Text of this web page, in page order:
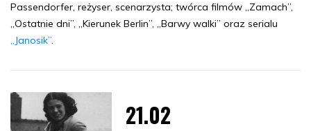
Passendorfer, reżyser, scenarzysta; twórca filmów „Zamach”,
„Ostatnie dni”, „Kierunek Berlin”, „Barwy walki” oraz serialu
„Janosik”.
21.02